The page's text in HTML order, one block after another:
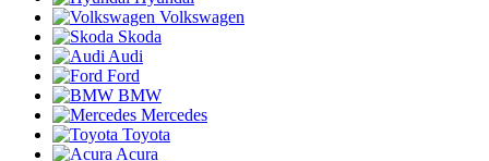
Volkswagen
Skoda
Audi
Ford
BMW
Mercedes
Toyota
Acura